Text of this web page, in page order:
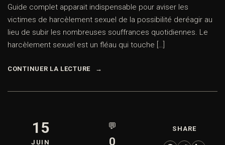
Guide complet apparait indispensable pour aviser les
victimes de harcèlement sexuel de la possibilité deréagir au
lieu de subir les nombreuses souffrances quotidiennes. Le
harcèlement sexuel est un fléau qui touche […]
CONTINUER LA LECTURE
15
JUIN
💬
0
SHARE